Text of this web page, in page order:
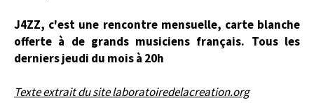
J4ZZ, c'est une rencontre mensuelle, carte blanche
offerte à de grands musiciens français. Tous les
derniers jeudi du mois à 20h
Texte extrait du site laboratoiredelacreation.org